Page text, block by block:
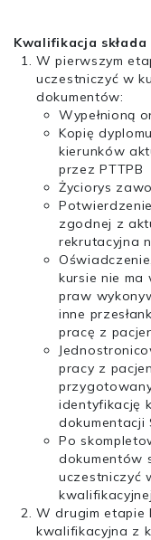
Kwalifikacja
W pierwszym
uczestniczyć w
dokumentów:
Wypełnioną
Kopię
kierunków
przez PTTPB
Życiorys
zgodnej z
rekrutacyjna
kursie nie ma
praw
inne
pracę z
pracy z
identyfikację
dokumentacji
Po
dokumentów
uczestniczyć
kwalifikacyjnej
W drugim etapie
kwalifikacyjna z